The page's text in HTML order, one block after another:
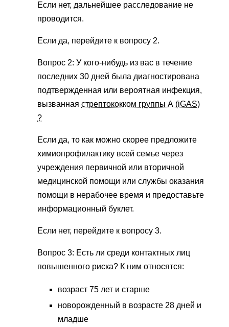
Если нет, дальнейшее расследование не
проводится.
Если да, перейдите к вопросу 2.
Вопрос 2: У кого-нибудь из вас в течение
последних 30 дней была диагностирована
подтвержденная или вероятная инфекция,
вызванная стрептококком группы А (iGAS)
?
Если да, то как можно скорее предложите
химиопрофилактику всей семье через
учреждения первичной или вторичной
медицинской помощи или службы оказания
помощи в нерабочее время и предоставьте
информационный буклет.
Если нет, перейдите к вопросу 3.
Вопрос 3: Есть ли среди контактных лиц
повышенного риска? К ним относятся:
возраст 75 лет и старше
новорожденный в возрасте 28 дней и
младше